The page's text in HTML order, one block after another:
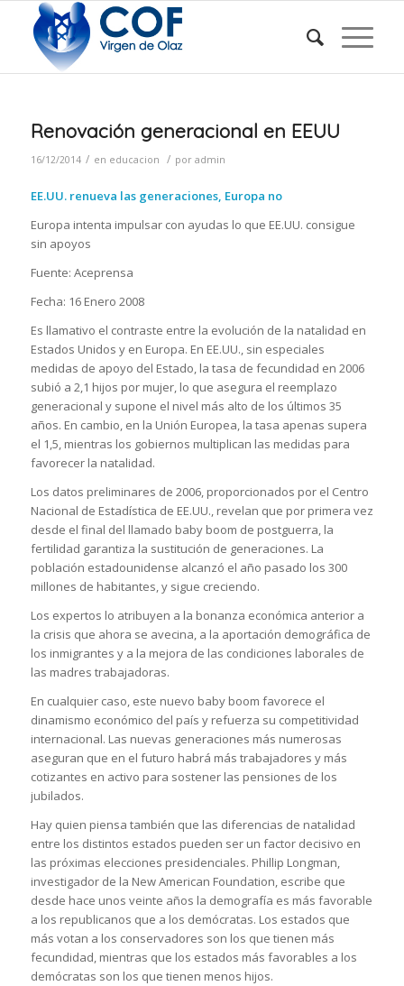
Renovación generacional en EEUU
16/12/2014 / en educacion / por admin
EE.UU. renueva las generaciones, Europa no
Europa intenta impulsar con ayudas lo que EE.UU. consigue
sin apoyos
Fuente: Aceprensa
Fecha: 16 Enero 2008
Es llamativo el contraste entre la evolución de la natalidad en
Estados Unidos y en Europa. En EE.UU., sin especiales
medidas de apoyo del Estado, la tasa de fecundidad en 2006
subió a 2,1 hijos por mujer, lo que asegura el reemplazo
generacional y supone el nivel más alto de los últimos 35
años. En cambio, en la Unión Europea, la tasa apenas supera
el 1,5, mientras los gobiernos multiplican las medidas para
favorecer la natalidad.
Los datos preliminares de 2006, proporcionados por el Centro
Nacional de Estadística de EE.UU., revelan que por primera vez
desde el final del llamado baby boom de postguerra, la
fertilidad garantiza la sustitución de generaciones. La
población estadounidense alcanzó el año pasado los 300
millones de habitantes, y sigue creciendo.
Los expertos lo atribuyen a la bonanza económica anterior a
la crisis que ahora se avecina, a la aportación demográfica de
los inmigrantes y a la mejora de las condiciones laborales de
las madres trabajadoras.
En cualquier caso, este nuevo baby boom favorece el
dinamismo económico del país y refuerza su competitividad
internacional. Las nuevas generaciones más numerosas
aseguran que en el futuro habrá más trabajadores y más
cotizantes en activo para sostener las pensiones de los
jubilados.
Hay quien piensa también que las diferencias de natalidad
entre los distintos estados pueden ser un factor decisivo en
las próximas elecciones presidenciales. Phillip Longman,
investigador de la New American Foundation, escribe que
desde hace unos veinte años la demografía es más favorable
a los republicanos que a los demócratas. Los estados que
más votan a los conservadores son los que tienen más
fecundidad, mientras que los estados más favorables a los
demócratas son los que tienen menos hijos.